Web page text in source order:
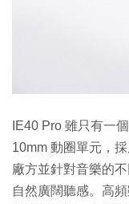
IE40 Pro 雖只有一
10mm 動圈單元，
廠方並針對音樂的
自然廣闊聽感。高